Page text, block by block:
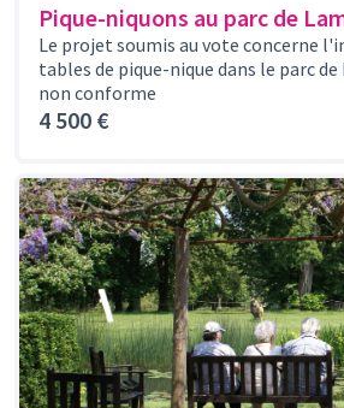
Pique-niquons au parc de
Le projet soumis au vote concerne
tables de pique-nique dans le parc
non conforme
4 500 €